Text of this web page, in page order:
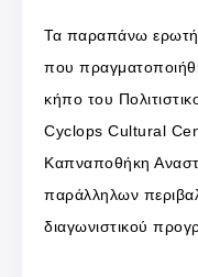
Τα παραπάνω
που
κήπο του
Cyclops Cultural
Καπναποθήκη
παράλληλων
διαγωνιστικού